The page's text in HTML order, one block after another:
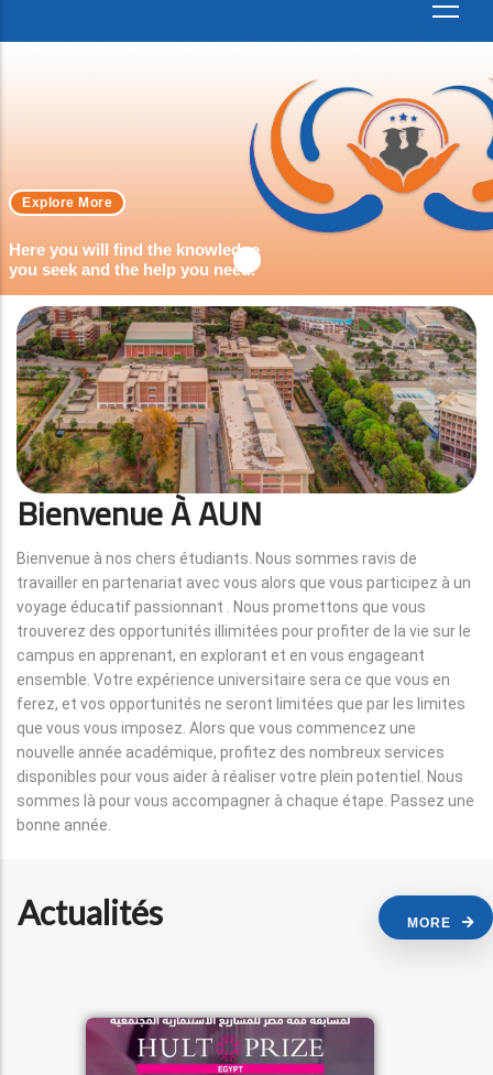
Here you will find the knowledge
you seek and the help you need.
Explore More
Bienvenue À AUN
Bienvenue à nos chers étudiants. Nous sommes ravis de
travailler en partenariat avec vous alors que vous participez à un
voyage éducatif passionnant . Nous promettons que vous
trouverez des opportunités illimitées pour profiter de la vie sur le
campus en apprenant, en explorant et en vous engageant
ensemble. Votre expérience universitaire sera ce que vous en
ferez, et vos opportunités ne seront limitées que par les limites
que vous vous imposez. Alors que vous commencez une
nouvelle année académique, profitez des nombreux services
disponibles pour vous aider à réaliser votre plein potentiel. Nous
sommes là pour vous accompagner à chaque étape. Passez une
bonne année.
Actualités MORE